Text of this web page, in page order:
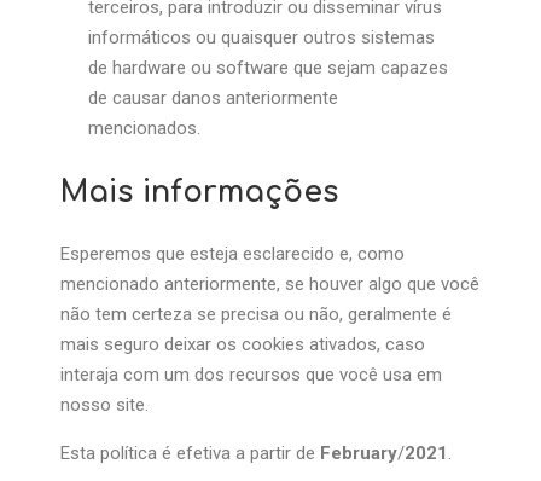
terceiros, para introduzir ou disseminar vírus
informáticos ou quaisquer outros sistemas
de hardware ou software que sejam capazes
de causar danos anteriormente
mencionados.
Mais informações
Esperemos que esteja esclarecido e, como
mencionado anteriormente, se houver algo que você
não tem certeza se precisa ou não, geralmente é
mais seguro deixar os cookies ativados, caso
interaja com um dos recursos que você usa em
nosso site.
Esta política é efetiva a partir de February/2021 .